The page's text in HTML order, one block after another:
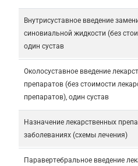
Внутрисуставное введение
синовиальной жидкости (без
один сустав
Околосуставное введение
препаратов (без стоимости
препаратов), один сустав
Назначение лекарственных
заболеваниях (схемы лечения)
Паравертебральное введение